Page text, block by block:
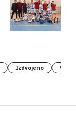
Izdvojeno